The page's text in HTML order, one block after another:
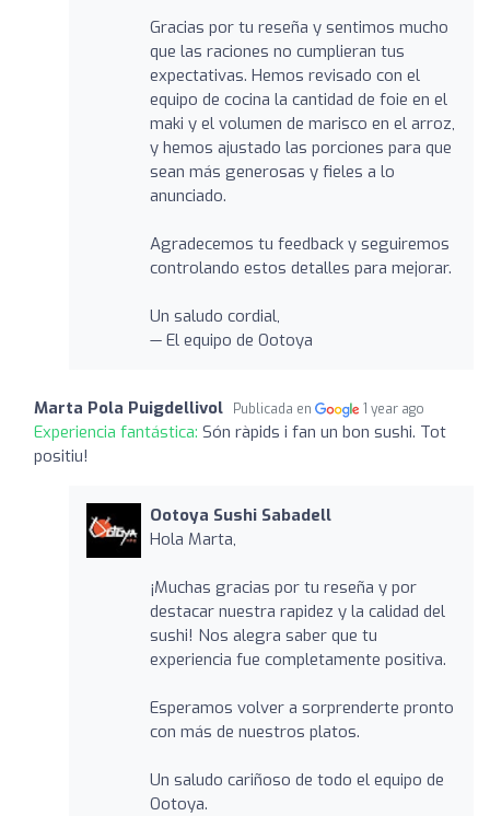
Gracias por tu reseña y sentimos mucho
que las raciones no cumplieran tus
expectativas. Hemos revisado con el
equipo de cocina la cantidad de foie en el
maki y el volumen de marisco en el arroz,
y hemos ajustado las porciones para que
sean más generosas y fieles a lo
anunciado.
Agradecemos tu feedback y seguiremos
controlando estos detalles para mejorar.
Un saludo cordial,
— El equipo de Ootoya
Marta Pola Puigdellivol Publicada en 1 year ago
Experiencia fantástica: Són ràpids i fan un bon sushi. Tot
positiu!
Ootoya Sushi Sabadell
Hola Marta,
¡Muchas gracias por tu reseña y por
destacar nuestra rapidez y la calidad del
sushi! Nos alegra saber que tu
experiencia fue completamente positiva.
Esperamos volver a sorprenderte pronto
con más de nuestros platos.
Un saludo cariñoso de todo el equipo de
Ootoya.